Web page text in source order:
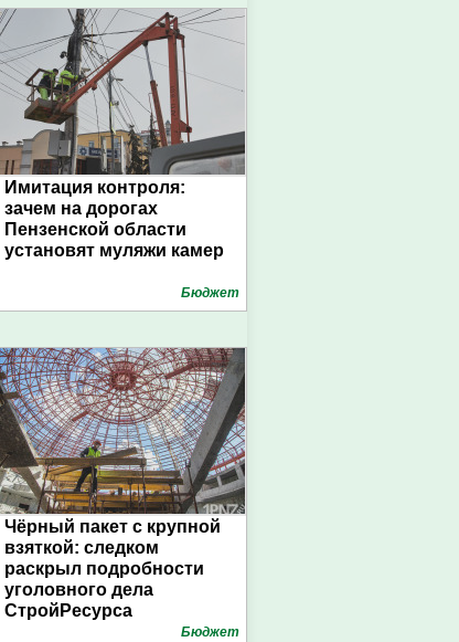
Главный судебный пристав
Пензенской области
Имитация контроля:
зачем на дорогах
Пензенской области
установят муляжи камер
Бюджет
Чёрный пакет с крупной
взяткой: следком
раскрыл подробности
уголовного дела
СтройРесурса
Бюджет